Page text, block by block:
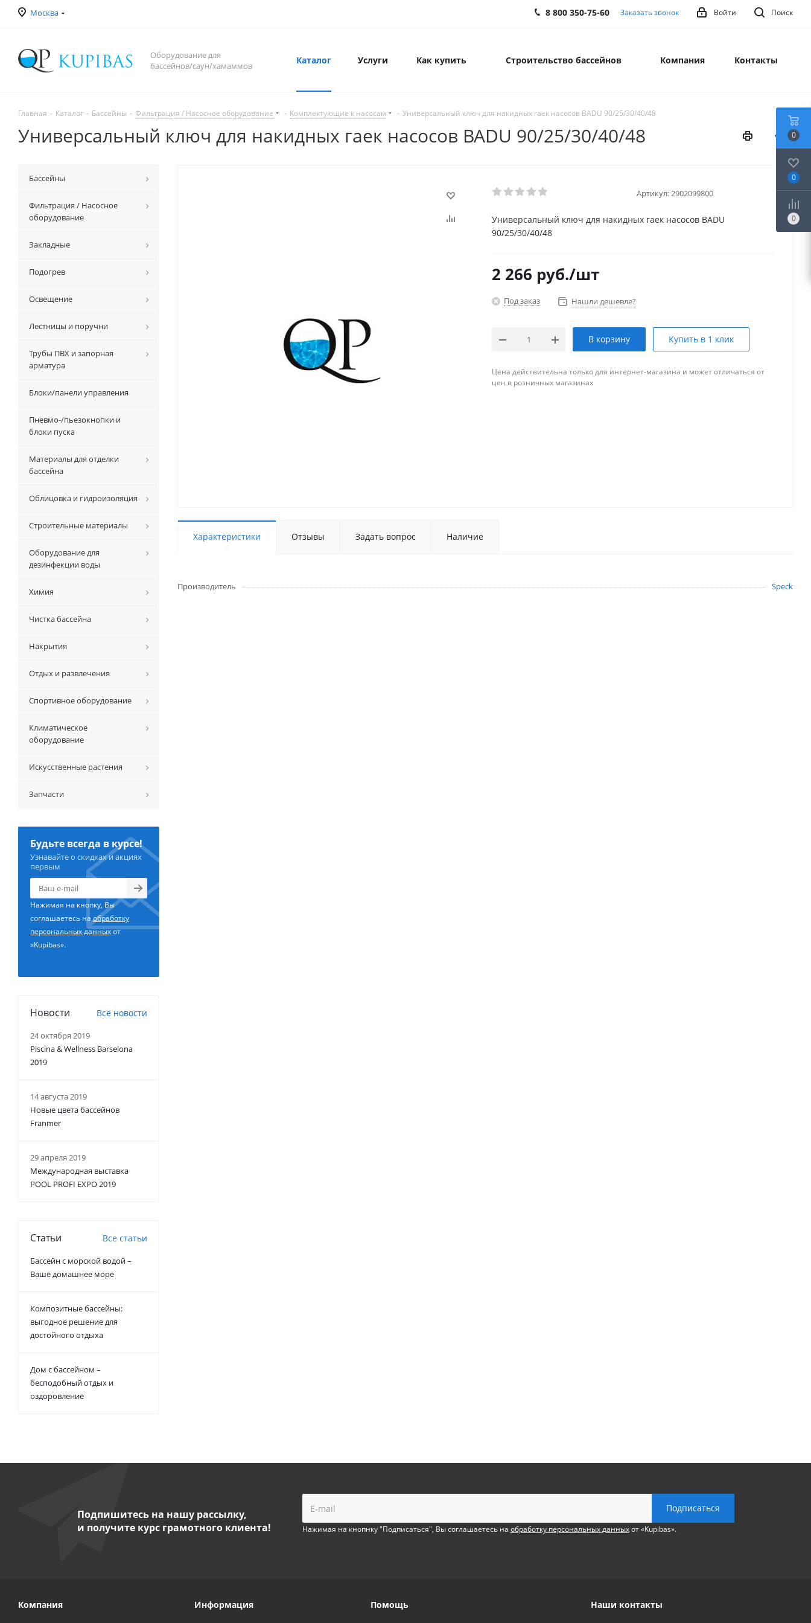
Москва Поиск
Войти
8 800 350-75-60 Заказать звонок
Оборудование для
бассейнов/саун/хамаммов
Каталог Услуги Как купить Строительство бассейнов Компания Контакты
Главная - Каталог - Бассейны - Фильтрация / Насосное оборудование - Комплектующие к насосам - Универсальный ключ для накидных гаек насосов BADU 90/25/30/40/48
Универсальный ключ для накидных гаек насосов BADU 90/25/30/40/48
Артикул: 2902099800
Универсальный ключ для накидных гаек насосов BADU
90/25/30/40/48
2 266 руб./шт
Под заказ Нашли дешевле?
В корзину Купить в 1 клик
Цена действительна только для интернет-магазина и может отличаться от
цен в розничных магазинах
Характеристики Отзывы Задать вопрос Наличие
Производитель Speck
Бассейны
Фильтрация / Насосное
оборудование
Закладные
Подогрев
Освещение
Лестницы и поручни
Трубы ПВХ и запорная
арматура
Блоки/панели управления
Пневмо-/пьезокнопки и
блоки пуска
Материалы для отделки
бассейна
Облицовка и гидроизоляция
Строительные материалы
Оборудование для
дезинфекции воды
Химия
Чистка бассейна
Накрытия
Отдых и развлечения
Спортивное оборудование
Климатическое
оборудование
Искусственные растения
Запчасти
Будьте всегда в курсе!
Узнавайте о скидках и акциях
первым
Нажимая на кнопку, Вы
соглашаетесь наобработку
персональных данныхот
«Kupibas».
Новости Все новости
24 октября 2019
Piscina & Wellness Barselona
2019
14 августа 2019
Новые цвета бассейнов
Franmer
29 апреля 2019
Международная выставка
POOL PROFI EXPO 2019
Статьи Все статьи
Бассейн с морской водой –
Ваше домашнее море
Композитные бассейны:
выгодное решение для
достойного отдыха
Дом с бассейном –
бесподобный отдых и
оздоровление
Подпишитесь на нашу рассылку,
и получите курс грамотного клиента!
Нажимая на кнопнку "Подписаться", Вы соглашаетесь на обработку персональных данныхот «Kupibas».
Компания Информация Помощь Наши контакты
0
0
0